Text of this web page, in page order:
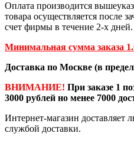
Оплата производится
товара осуществляется после
счет фирмы в течение 2-х дней.
Минимальная сумма заказа
Доставка по Москве (в
ВНИМАНИЕ! При заказе 1
3000 рублей но менее 7000
Интернет-магазин доставляет
службой доставки.